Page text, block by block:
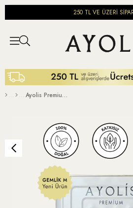
250 TL VE ÜZERİ
Ayolis Premium Gurme Yağlı Salamura Siyah Zeytin M 10 Kg